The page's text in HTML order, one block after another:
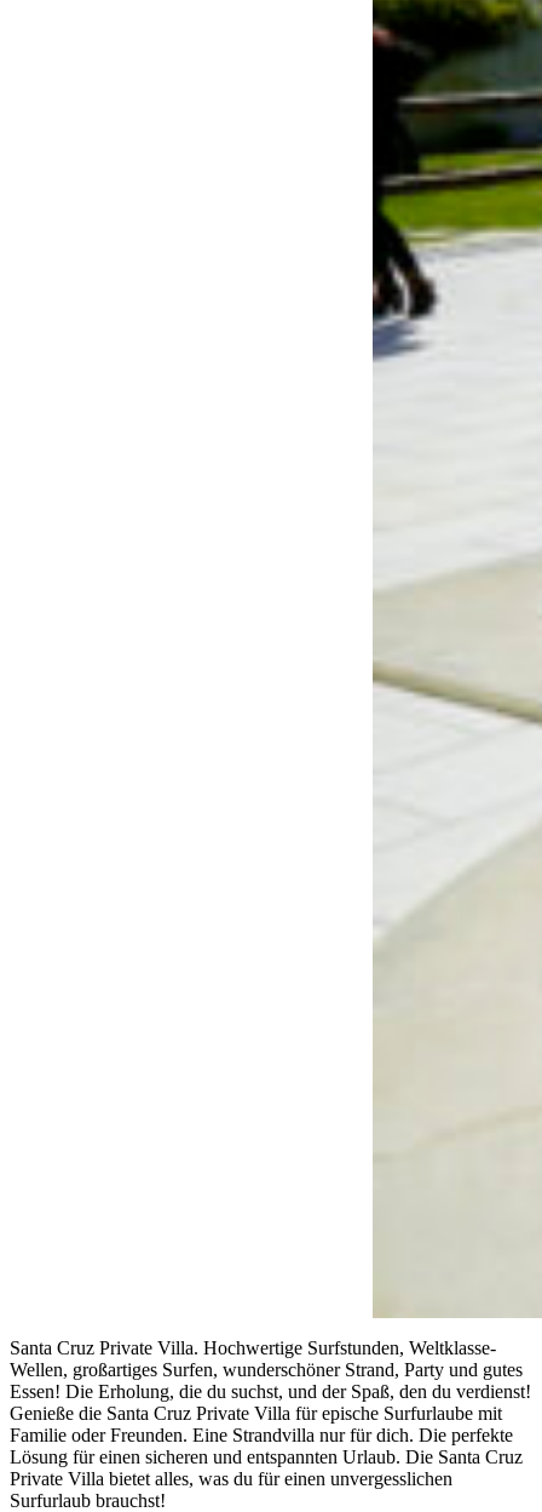
Santa Cruz Private Villa. Hochwertige Surfstunden, Weltklasse-
Wellen, großartiges Surfen, wunderschöner Strand, Party und gutes
Essen! Die Erholung, die du suchst, und der Spaß, den du verdienst!
Genieße die Santa Cruz Private Villa für epische Surfurlaube mit
Familie oder Freunden. Eine Strandvilla nur für dich. Die perfekte
Lösung für einen sicheren und entspannten Urlaub. Die Santa Cruz
Private Villa bietet alles, was du für einen unvergesslichen
Surfurlaub brauchst!